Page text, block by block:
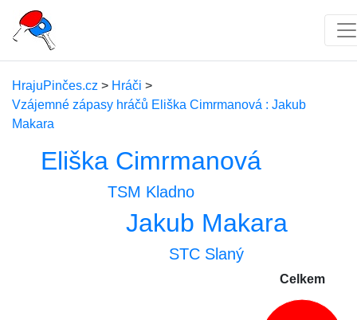
HrajuPinčes.cz > Hráči >
Vzájemné zápasy hráčů Eliška Cimrmanová : Jakub
Makara
Eliška Cimrmanová
TSM Kladno
Jakub Makara
STC Slaný
Celkem